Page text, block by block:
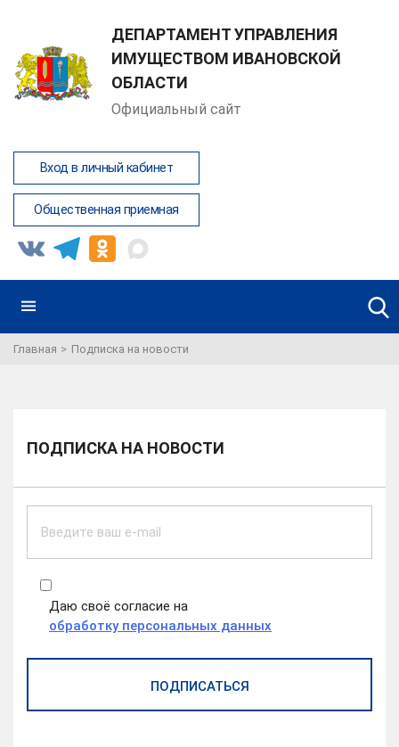
ДЕПАРТАМЕНТ УПРАВЛЕНИЯ
ИМУЩЕСТВОМ ИВАНОВСКОЙ
ОБЛАСТИ
Официальный сайт
Вход в личный кабинет
Общественная приемная
Главная Подписка на новости
ПОДПИСКА НА НОВОСТИ
Даю своё согласие на
обработку персональных данных
ПОДПИСАТЬСЯ